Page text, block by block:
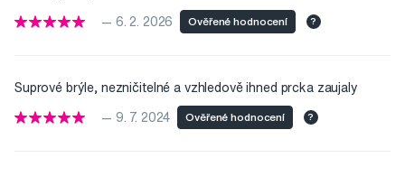
— 6. 2. 2026 Ověřené hodnocení ?
Suprové brýle, nezničitelné a vzhledově ihned prcka zaujaly
— 9. 7. 2024 Ověřené hodnocení ?